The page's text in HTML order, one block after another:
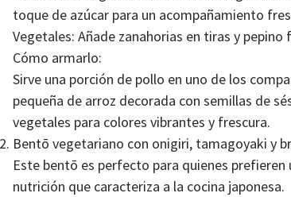
toque de azúcar para un acompañamiento
Vegetales: Añade zanahorias en tiras y
Cómo armarlo:
Sirve una porción de pollo en uno de los
pequeña de arroz decorada con semillas de
vegetales para colores vibrantes y frescura.
Bentō vegetariano con onigiri, tamagoyaki y
Este bentō es perfecto para quienes
nutrición que caracteriza a la cocina japonesa.